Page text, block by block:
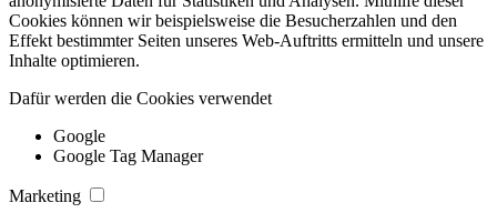
Cookies können wir beispielsweise die Besucherzahlen und den
Effekt bestimmter Seiten unseres Web-Auftritts ermitteln und unsere
Inhalte optimieren.
Dafür werden die Cookies verwendet
Google
Google Tag Manager
Marketing